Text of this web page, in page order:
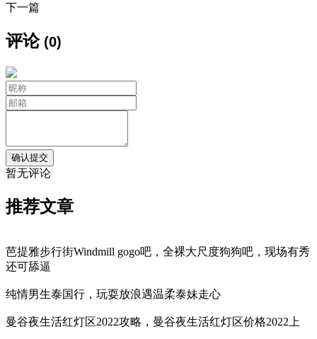
下一篇
评论(0)
暂无评论
推荐文章
芭提雅步行街Windmill gogo吧，全裸大尺度狗狗吧，现场有秀
还可舔逼
纯情男生泰国行，玩耍放浪遇温柔泰妹走心
曼谷夜生活红灯区2022攻略，曼谷夜生活红灯区价格2022上